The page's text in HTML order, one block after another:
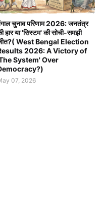
चुनाव परिणाम 2026: जनतंत्र
हार या 'सिस्टम' की सोची-समझी
West Bengal Election
2026: A Victory of
System' Over
07, 2026